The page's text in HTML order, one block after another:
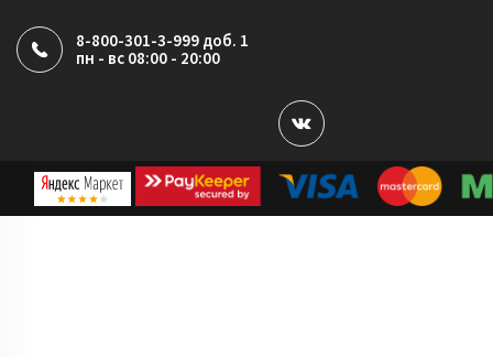
8-800-301-3-999 доб. 1
пн - вс 08:00 - 20:00